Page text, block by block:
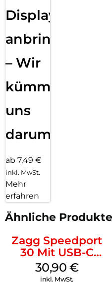
Displayfolie
anbringen
– Wir
kümmern
uns
darum!
ab 7,49 €
inkl. MwSt.
Mehr
erfahren
Ähnliche Produkte
Zagg Speedport
30 Mit USB-C
Kabel Weiß
30,90 €
inkl. MwSt.